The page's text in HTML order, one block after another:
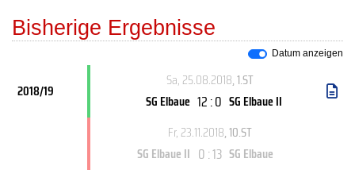
Bisherige Ergebnisse
Datum anzeigen
2018/19
Sa, 25.08.2018, 1.ST
SG Elbaue 12 : 0 SG Elbaue II
Fr, 23.11.2018, 10.ST
SG Elbaue II 0 : 13 SG Elbaue